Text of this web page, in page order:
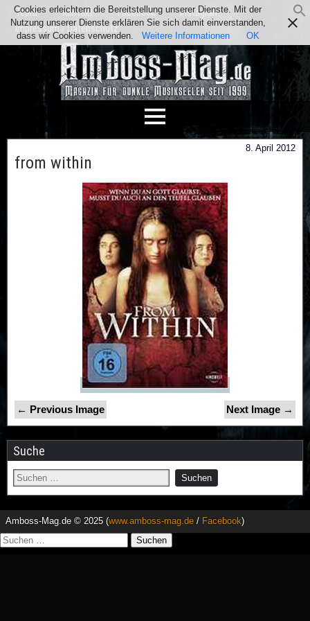
Team Kontakt Facebook
Instagram
Impressum / Datenschutz
8. April 2012
from within
← Previous Image Next Image →
Suche
Amboss-Mag.de © 2025 (www.amboss-mag.de / Facebook)
Cookies erleichtern die Bereitstellung unserer Dienste. Mit der
Nutzung unserer Dienste erklären Sie sich damit einverstanden,
dass wir Cookies verwenden.
Weitere Informationen OK